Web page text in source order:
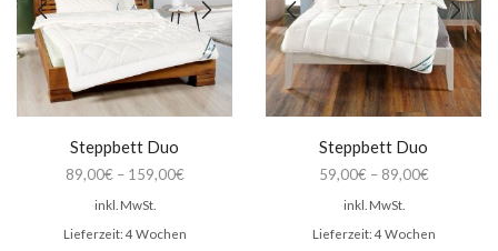
der
Produktseite
gewählt
werden
Steppbett Duo
89,00€ – 159,00€
inkl. MwSt.
Lieferzeit:4 Wochen
Steppbett Duo
59,00€ – 89,00€
inkl. MwSt.
Lieferzeit:4 Wochen